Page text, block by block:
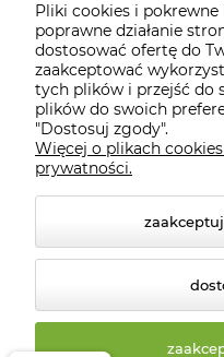
Informacje
O nas
Kontakt
Pliki cookies i
poprawne działanie
dostosować ofertę do
zaakceptować
tych plików i przejść do
plików do swoich
"Dostosuj zgody".
Więcej o plikach
prywatności.